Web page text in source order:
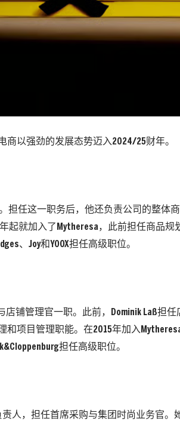
商以强劲的发展态势迈入2024/25财年。
担任这一职务后，他还负责公司的整体
年起就加入了Mytheresa，此前担任商品
、Joy和YOOX担任高级职位。
店铺管理官一职。此前，Dominik Laß担
和项目管理职能。在2015年加入
担任高级职位。
责人，担任首席采购与集团时尚业务官。